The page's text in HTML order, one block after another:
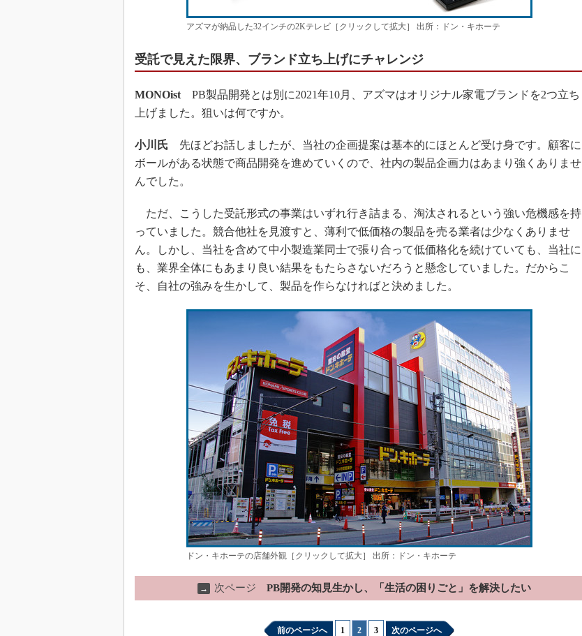
アズマが納品した32インチの2Kテレビ［クリックして拡大］ 出所：ドン・キホーテ
受託で見えた限界、ブランド立ち上げにチャレンジ
MONOist PB製品開発とは別に2021年10月、アズマはオリジナル家電ブランドを2つ立ち
上げました。狙いは何ですか。
小川氏 先ほどお話しましたが、当社の企画提案は基本的にほとんど受け身です。顧客に
ボールがある状態で商品開発を進めていくので、社内の製品企画力はあまり強くありませ
んでした。
ただ、こうした受託形式の事業はいずれ行き詰まる、淘汰されるという強い危機感を持
っていました。競合他社を見渡すと、薄利で低価格の製品を売る業者は少なくありませ
ん。しかし、当社を含めて中小製造業同士で張り合って低価格化を続けていても、当社に
も、業界全体にもあまり良い結果をもたらさないだろうと懸念していました。だからこ
そ、自社の強みを生かして、製品を作らなければと決めました。
ドン・キホーテの店舗外観［クリックして拡大］ 出所：ドン・キホーテ
→ 次ページ PB開発の知見生かし、「生活の困りごと」を解決したい
前のページへ 1 2 3 次のページへ